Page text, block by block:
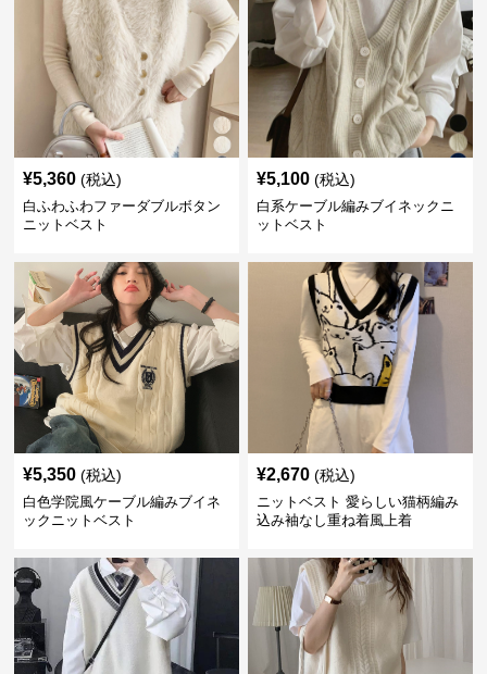
¥5,360 (税込)
白ふわふわファーダブルボタン
ニットベスト
¥5,100 (税込)
白系ケーブル編みブイネックニ
ットベスト
¥5,350 (税込)
白色学院風ケーブル編みブイネ
ックニットベスト
¥2,670 (税込)
ニットベスト 愛らしい猫柄編み
込み袖なし重ね着風上着